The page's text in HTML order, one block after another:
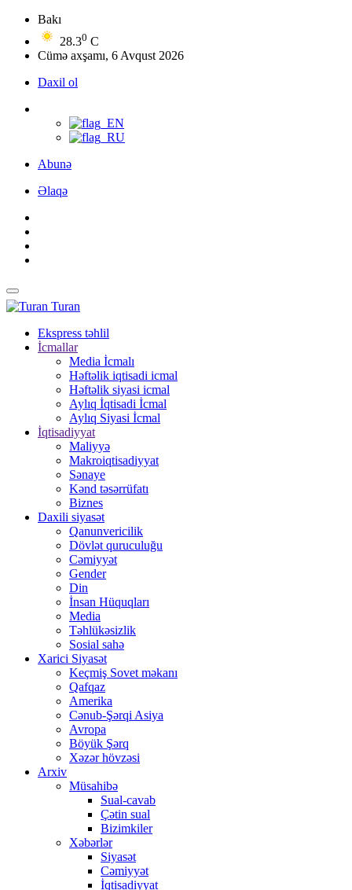
Bakı
28.30 C
Cümə axşamı, 6 Avqust 2026
Daxil ol
Abunə
Əlaqə
Turan
Ekspress təhlil
İcmallar
Media İcmalı
Həftəlik iqtisadi icmal
Həftəlik siyasi icmal
Aylıq İqtisadi İcmal
Aylıq Siyasi İcmal
İqtisadiyyat
Maliyyə
Makroiqtisadiyyat
Sənaye
Kənd təsərrüfatı
Biznes
Daxili siyasət
Qanunvericilik
Dövlət quruculuğu
Cəmiyyət
Gender
Din
İnsan Hüquqları
Media
Təhlükəsizlik
Sosial sahə
Xarici Siyasət
Keçmiş Sovet məkanı
Qafqaz
Amerika
Cənub-Şərqi Asiya
Avropa
Böyük Şərq
Xəzər hövzəsi
Arxiv
Müsahibə
Sual-cavab
Çətin sual
Bizimkiler
Xəbərlər
Siyasət
Cəmiyyət
İqtisadiyyat